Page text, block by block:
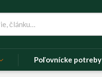
Poľovnícke potreby